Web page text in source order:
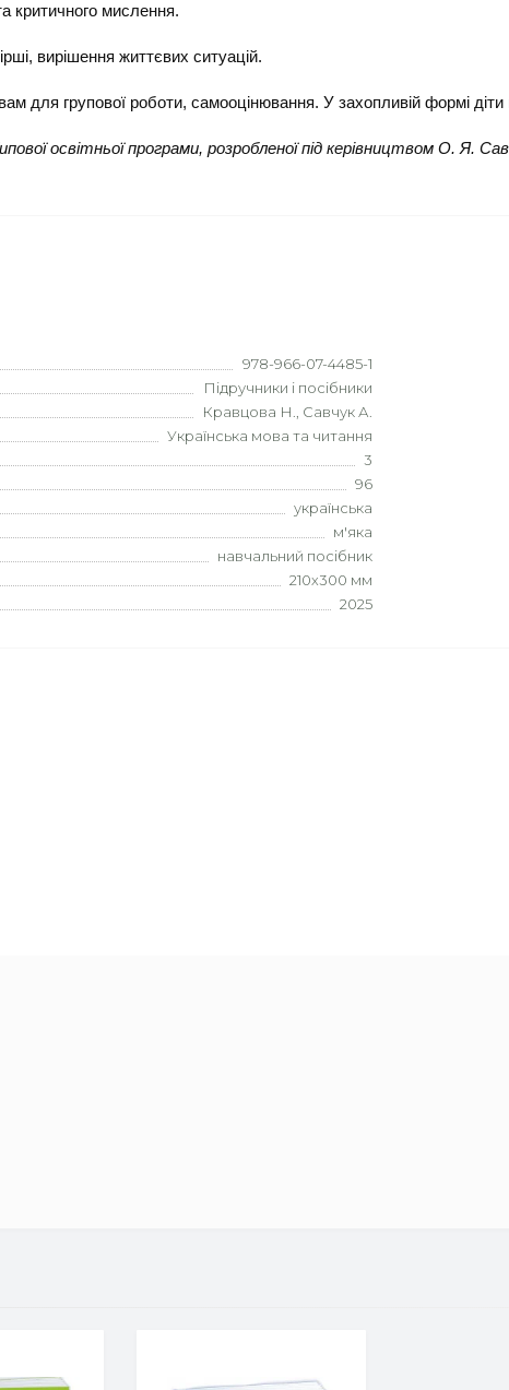
критичного мислення.
вирішення життєвих ситуацій.
для групової роботи, самооцінювання. У захопливій формі
освітньої програми, розробленої під керівництвом О. Я.
978-966-07-4485-1
Підручники і посібники
Кравцова Н., Савчук А.
Українська мова та читання
3
96
українська
м'яка
навчальний посібник
210х300 мм
2025